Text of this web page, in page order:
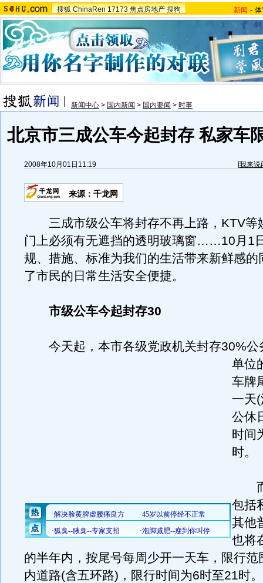
搜狐 ChinaRen 17173 焦点房地产 搜狗 新闻 -
新闻中心 > 国内新闻 > 国内要闻 > 时事
北京市三成公车今起封存 私家车
2008年10月01日11:19 [我来说
来源：千龙网
三成市级公车将封存不再上路，KTV等
门上必须有无遮挡的透明玻璃窗……10月1
规、措施、标准为我们的生活带来新鲜感的
了市民的日常生活安全便捷。
市级公车今起封存30
今天起，本市各级党政机关封存30%公
单位
车牌
一天
公休
时间
时。
而
包括
其他
也将
的半年内，按尾号每周少开一天车，限行范
内道路(含五环路)，限行时间为6时至21时。